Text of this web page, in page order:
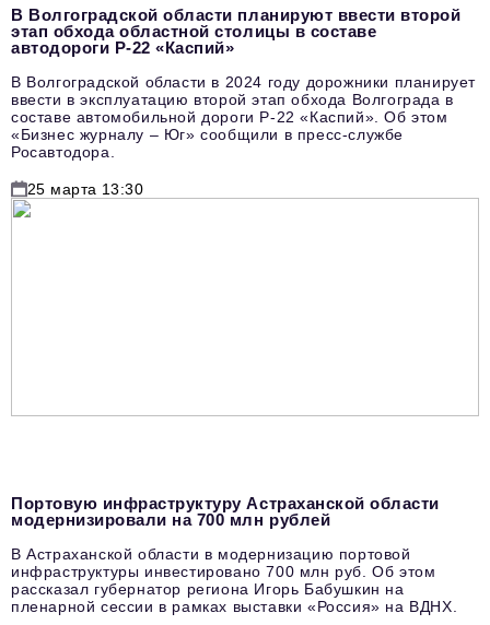
В Волгоградской области планируют ввести второй
этап обхода областной столицы в составе
автодороги Р-22 «Каспий»
В Волгоградской области в 2024 году дорожники планирует
ввести в эксплуатацию второй этап обхода Волгограда в
составе автомобильной дороги Р-22 «Каспий». Об этом
«Бизнес журналу – Юг» сообщили в пресс-службе
Росавтодора.
25 марта 13:30
Портовую инфраструктуру Астраханской области
модернизировали на 700 млн рублей
В Астраханской области в модернизацию портовой
инфраструктуры инвестировано 700 млн руб. Об этом
рассказал губернатор региона Игорь Бабушкин на
пленарной сессии в рамках выставки «Россия» на ВДНХ.